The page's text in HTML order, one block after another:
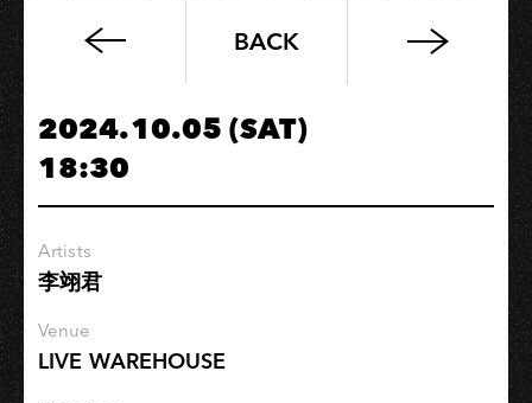
Chick
的
殘
響：
新
士
BACK
2024.10.05 (SAT)
18:30
Artists
李翊君
Venue
LIVE WAREHOUSE